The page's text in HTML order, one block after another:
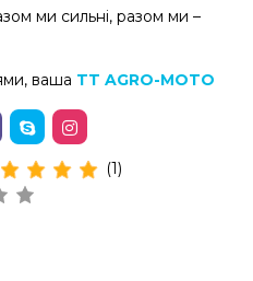
ми сильні, разом ми –
ваша TT AGRO-MOTO
(1)